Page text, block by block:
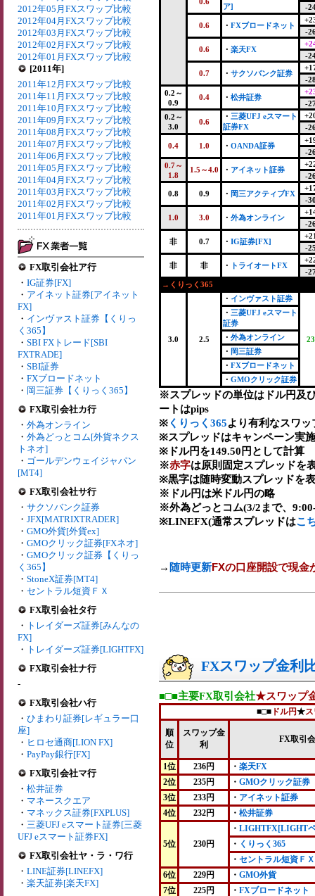
2012年05月FXスワップ比較
2012年04月FXスワップ比較
2012年03月FXスワップ比較
2012年02月FXスワップ比較
2012年01月FXスワップ比較
[2011年]
2011年12月FXスワップ比較
2011年11月FXスワップ比較
2011年10月FXスワップ比較
2011年09月FXスワップ比較
2011年08月FXスワップ比較
2011年07月FXスワップ比較
2011年06月FXスワップ比較
2011年05月FXスワップ比較
2011年04月FXスワップ比較
2011年03月FXスワップ比較
2011年02月FXスワップ比較
2011年01月FXスワップ比較
FX取引会社ア行
・ IG証券[FX]
・ アイネット証券[アイネット
FX]
・ インヴァスト証券【くりっ
く365】
・ SBI FXトレード[SBI
FXTRADE]
・ SBI証券
・ FXブロードネット
・ 岡三証券【くりっく365】
FX取引会社カ行
・ 外為オンライン
・ 外為どっとコム[外貨ネクス
トネオ]
・ ゴールデンウェイジャパン
[MT4]
FX取引会社サ行
・ サクソバンク証券
・ JFX[MATRIXTRADER]
・ GMO外貨[外貨ex]
・ GMOクリック証券[FXネオ]
・ GMOクリック証券【くりっ
く365】
・ StoneX証券[MT4]
・ セントラル短資ＦＸ
FX取引会社タ行
・ トレイダーズ証券[みんなの
FX]
・ トレイダーズ証券[LIGHTFX]
FX取引会社ナ行
-
FX取引会社ハ行
・ ひまわり証券[レギュラー口
座]
・ ヒロセ通商[LION FX]
・ PayPay銀行[FX]
FX取引会社マ行
・ 松井証券
・ マネースクエア
・ マネックス証券[FXPLUS]
・ 三菱UFJ eスマート証券[三菱
UFJ eスマート証券FX]
FX取引会社ヤ・ラ・ワ行
・ LINE証券[LINEFX]
・ 楽天証券[楽天FX]
ア] -
0.6 ・ FXブロードネット
-
0.6 ・ 楽天FX
-
0.7 ・ サクソバンク証券
-
0.2～
0.9
0.4 ・ 松井証券
-
0.2～
3.0
0.6
・ 三菱UFJ eスマート
証券FX
-
0.4 1.0 ・ OANDA証券
-
0.7～
1.8
1.5～4.0 ・ アイネット証券
-
0.8 0.9 ・ 岡三アクティブFX
-
1.0 3.0 ・ 外為オンライン
-
非 0.7 ・ IG証券[FX]
-
非 非 ・ トライオートFX
-
→くりっく365
3.0 2.5
・ インヴァスト証券
・ 三菱UFJ eスマート
証券
・ 外為オンライン
・ 岡三証券
・ FXブロードネット
・ GMOクリック証券
※スプレッドの単位はドル円及
ートはpips
※ くりっく365より有利なスワ
※スプレッドはキャンペーン実
※ドル円を149.50円として計算
※赤字は原則固定スプレッドを
※黒字は随時変動スプレッドを
※ドル円は米ドル円の略
※外為どっとコム(3/2まで、
※LINEFX(通常スプレッドはこ
→ 随時更新FXの口座開設で現金
FXスワップ金利
■□■主要FX取引会社★スワップ
■□■ ドル円★
順
位
スワップ金
利
FX取引
1位 236円 ・ 楽天FX
2位
235円 ・ GMOクリック証券
3位
233円 ・ アイネット証券
4位
232円 ・ 松井証券
5位 230円
・ LIGHTFX[LIGHT
・ くりっく365
・ セントラル短資ＦＸ
6位
229円 ・ GMO外貨
7位
225円 ・ FXブロードネット